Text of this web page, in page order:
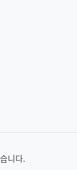
니다.